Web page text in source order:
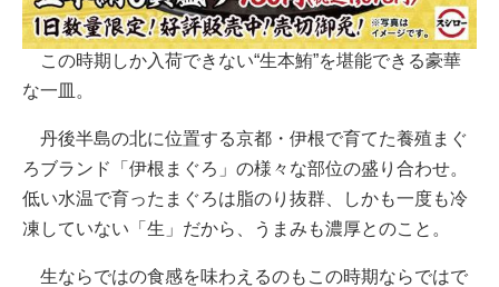
この時期しか入荷できない“生本鮪”を堪能できる豪華
な一皿。
丹後半島の北に位置する京都・伊根で育てた養殖まぐ
ろブランド「伊根まぐろ」の様々な部位の盛り合わせ。
低い水温で育ったまぐろは脂のり抜群、しかも一度も冷
凍していない「生」だから、うまみも濃厚とのこと。
生ならではの食感を味わえるのもこの時期ならではで